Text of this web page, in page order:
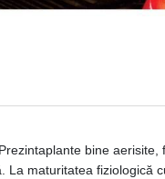
bine
maturitatea fiziologică